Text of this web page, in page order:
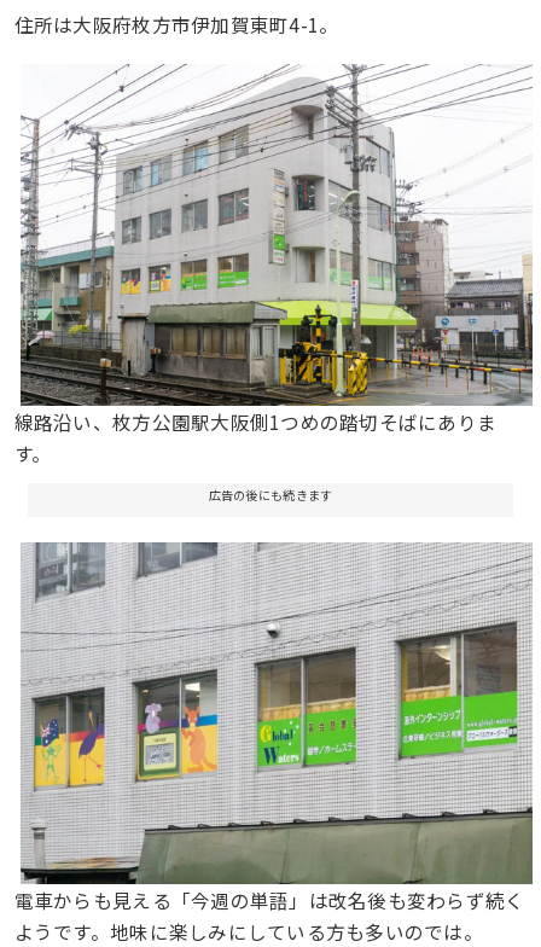
住所は大阪府枚方市伊加賀東町4-1。
線路沿い、枚方公園駅大阪側1つめの踏切そばにありま
す。
広告の後にも続きます
電車からも見える「今週の単語」は改名後も変わらず続く
ようです。地味に楽しみにしている方も多いのでは。